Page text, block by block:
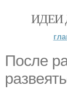
ИДЕИ
После